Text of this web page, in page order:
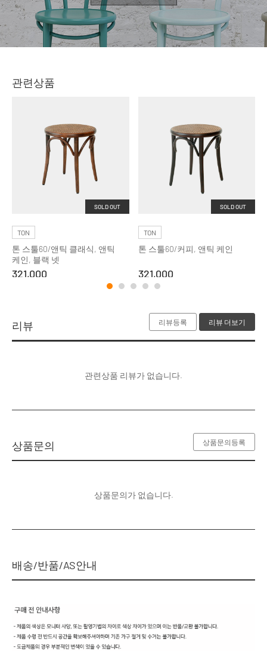
관련상품
SOLD OUT
TON
톤 스툴60/앤틱 클래식, 앤틱
케인, 블랙 넷
321,000
SOLD OUT
TON
톤 스툴60/커피, 앤틱 케인
321,000
리뷰 리뷰등록 리뷰 더보기
관련상품 리뷰가 없습니다.
상품문의 상품문의등록
상품문의가 없습니다.
배송/반품/AS안내